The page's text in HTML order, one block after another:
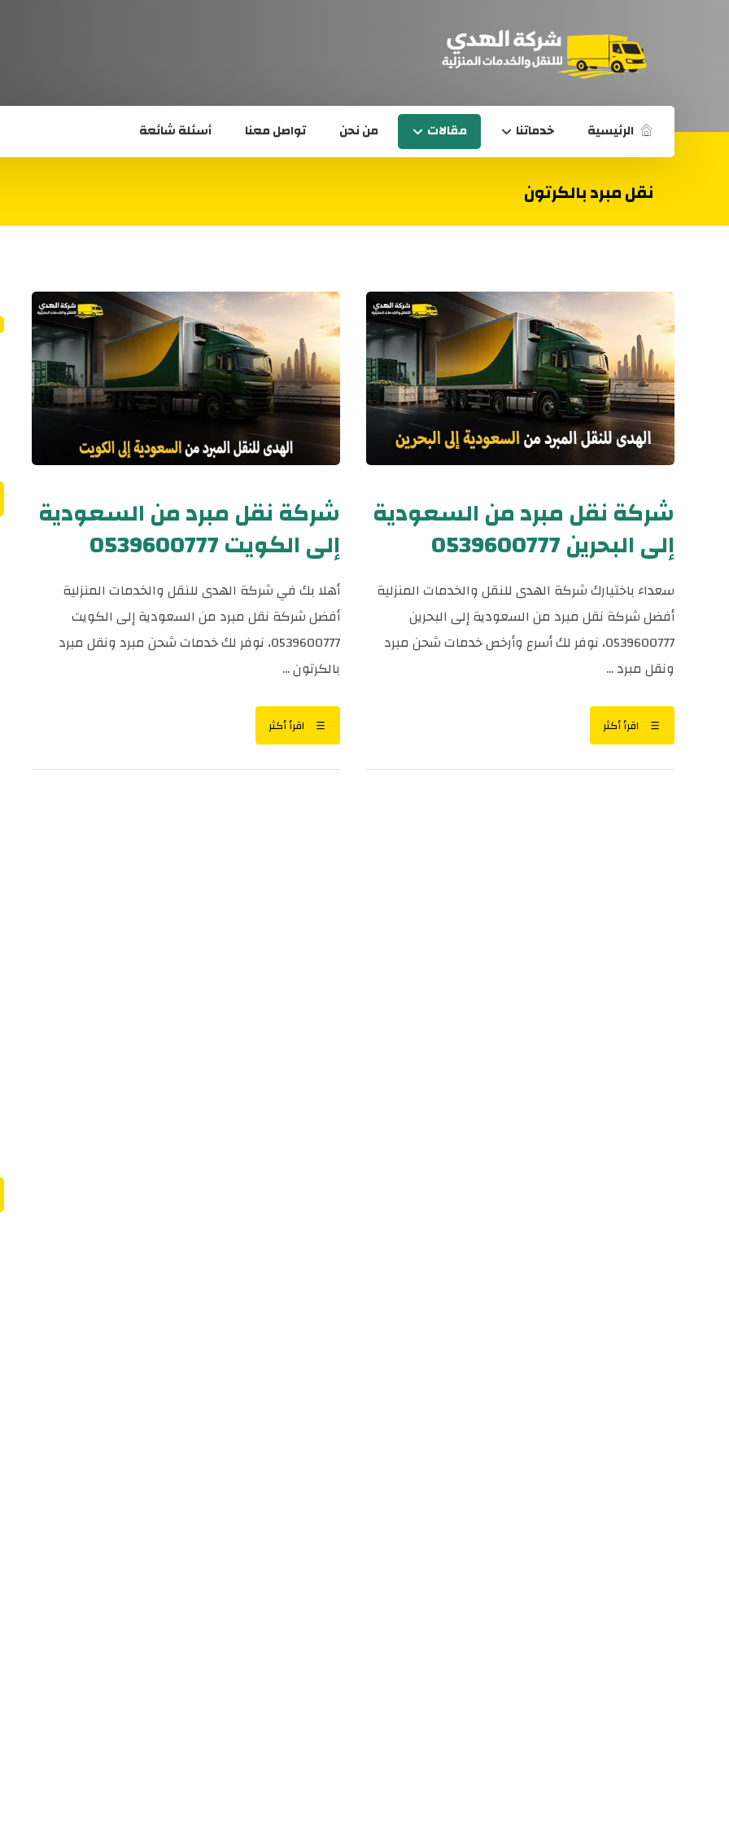
الرئيسية خدماتنا مقالات من نحن تواصل معنا أسئلة شائعة
نقل مبرد بالكرتون
شركة نقل مبرد من السعودية
إلى البحرين 0539600777
سعداء باختيارك شركة الهدى للنقل والخدمات المنزلية
أفضل شركة نقل مبرد من السعودية إلى البحرين
0539600777، نوفر لك أسرع وأرخص خدمات شحن مبرد
ونقل مبرد ...
اقرأ أكثر
شركة نقل مبرد من السعودية
إلى الكويت 0539600777
أهلا بك في شركة الهدى للنقل والخدمات المنزلية
أفضل شركة نقل مبرد من السعودية إلى الكويت
0539600777، نوفر لك خدمات شحن مبرد ونقل مبرد
بالكرتون ...
اقرأ أكثر